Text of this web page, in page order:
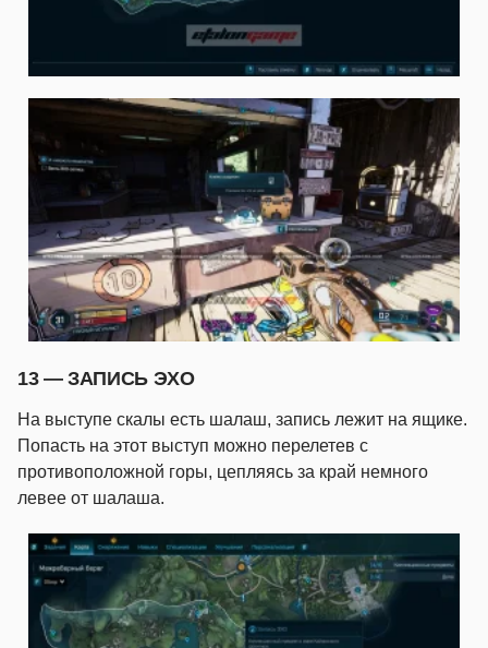
13 — ЗАПИСЬ ЭХО
На выступе скалы есть шалаш, запись лежит на ящике.
Попасть на этот выступ можно перелетев с
противоположной горы, цепляясь за край немного
левее от шалаша.